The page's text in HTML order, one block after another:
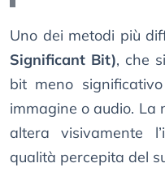
Uno dei metodi più
Significant Bit), che
bit meno
immagine o audio. La
altera visivamente
qualità percepita del